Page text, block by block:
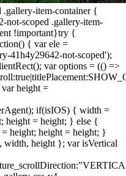
.gallery-item-container {
not-scoped .gallery-item-
!important}try {
{ var ele =
41h4y29642-not-scoped');
var options = (() =>
height =
if(isIOS) { width =
height = height; } else {
height; height = height; }
width, height }; var isVertical